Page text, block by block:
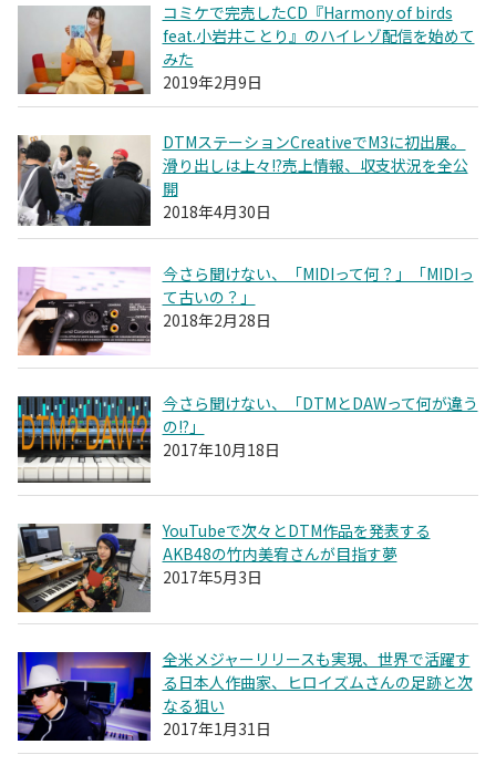
コミケで完売したCD『Harmony of birds
feat.小岩井ことり』のハイレゾ配信を始めて
みた
2019年2月9日
DTMステーションCreativeでM3に初出展。
滑り出しは上々!?売上情報、収支状況を全公
開
2018年4月30日
今さら聞けない、「MIDIって何？」「MIDIっ
て古いの？」
2018年2月28日
今さら聞けない、「DTMとDAWって何が違う
の!?」
2017年10月18日
YouTubeで次々とDTM作品を発表する
AKB48の竹内美宥さんが目指す夢
2017年5月3日
全米メジャーリリースも実現、世界で活躍す
る日本人作曲家、ヒロイズムさんの足跡と次
なる狙い
2017年1月31日